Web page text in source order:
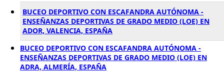
BUCEO DEPORTIVO CON ESCAFANDRA AUTÓNOMA -
ENSEÑANZAS DEPORTIVAS DE GRADO MEDIO (LOE) EN
ADOR, VALENCIA, ESPAÑA
BUCEO DEPORTIVO CON ESCAFANDRA AUTÓNOMA -
ENSEÑANZAS DEPORTIVAS DE GRADO MEDIO (LOE) EN
ADRA, ALMERÍA, ESPAÑA